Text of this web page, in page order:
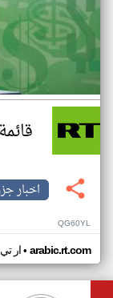
اخبار
QG60YL
ار• arabic.rt.com